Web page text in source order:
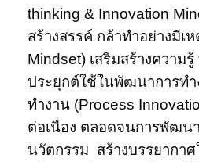
thinking & Innovation
สร้างสรรค์ กล้าทำอย่างมีเ
Mindset) เสริมสร้างความ
ประยุกต์ใช้ในพัฒนาการทำ
ทำงาน (Process
ต่อเนื่อง ตลอดจนการพัฒน
นวัตกรรม สร้างบรรยากา